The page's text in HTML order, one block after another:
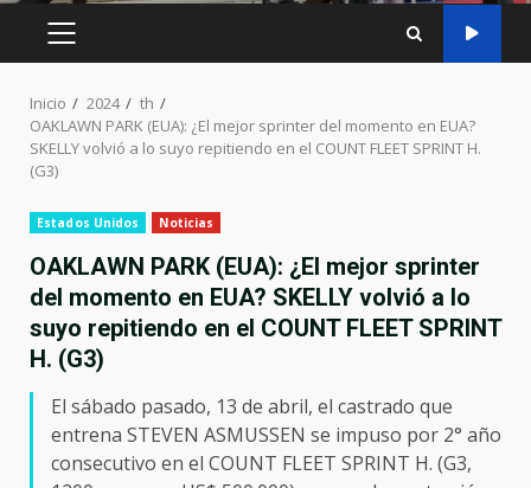
MENÚ
Inicio 2024
th
OAKLAWN PARK (EUA): ¿El mejor sprinter del momento en EUA?
SKELLY volvió a lo suyo repitiendo en el COUNT FLEET SPRINT H.
(G3)
Estados Unidos Noticias
OAKLAWN PARK (EUA): ¿El mejor sprinter
del momento en EUA? SKELLY volvió a lo
suyo repitiendo en el COUNT FLEET SPRINT
H. (G3)
El sábado pasado, 13 de abril, el castrado que
entrena STEVEN ASMUSSEN se impuso por 2° año
consecutivo en el COUNT FLEET SPRINT H. (G3,